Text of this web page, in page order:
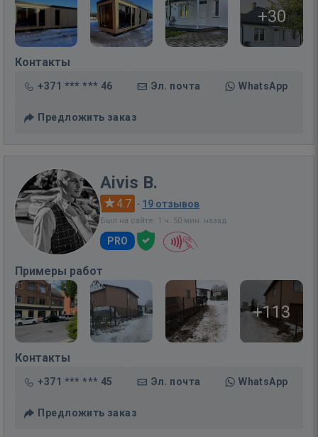
+30
Контакты
+371 *** *** 46 Эл. почта WhatsApp
Предложить заказ
Aivis B.
4.7 · 19 отзывов
Был на сайте: 1 ч. 50 мин. назад
PRO
Примеры работ
+113
Контакты
+371 *** *** 45 Эл. почта WhatsApp
Предложить заказ